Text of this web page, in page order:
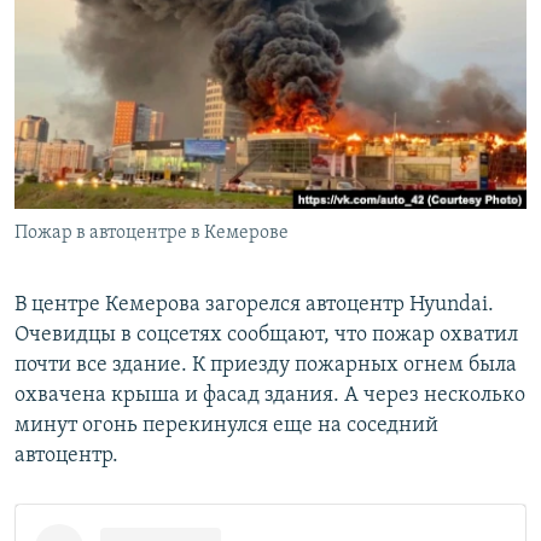
РАСПИСАНИЕ ВЕЩАНИЯ
ПОДПИШИТЕСЬ НА РАССЫЛКУ
СОЦИАЛЬНЫЕ СЕТИ
Все сайты РСЕ/РС
Пожар в автоцентре в Кемерове
В центре Кемерова загорелся автоцентр Hyundai.
Очевидцы в соцсетях сообщают, что пожар охватил
почти все здание. К приезду пожарных огнем была
охвачена крыша и фасад здания. А через несколько
минут огонь перекинулся еще на соседний
автоцентр.